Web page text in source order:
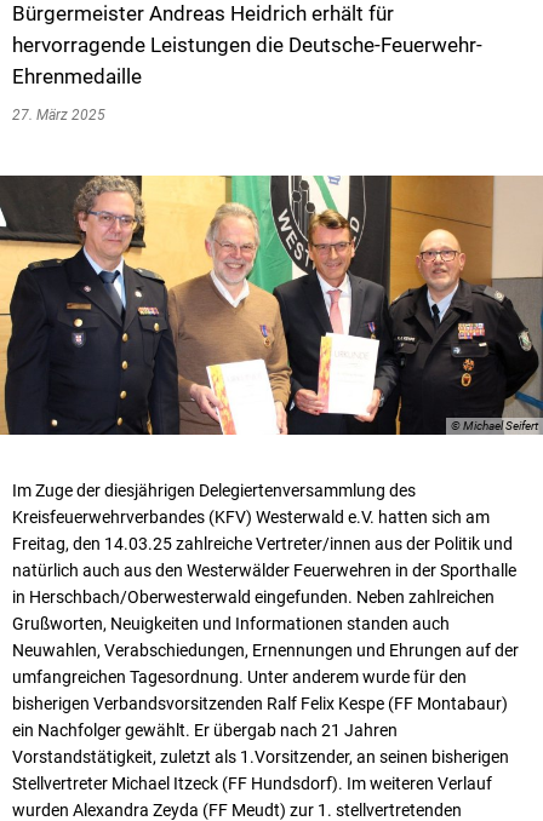
Bürgermeister Andreas Heidrich erhält für
hervorragende Leistungen die Deutsche-Feuerwehr-
Ehrenmedaille
27. März 2025
© Michael Seifert
Im Zuge der diesjährigen Delegiertenversammlung des
Kreisfeuerwehrverbandes (KFV) Westerwald e.V. hatten sich am
Freitag, den 14.03.25 zahlreiche Vertreter/innen aus der Politik und
natürlich auch aus den Westerwälder Feuerwehren in der Sporthalle
in Herschbach/Oberwesterwald eingefunden. Neben zahlreichen
Grußworten, Neuigkeiten und Informationen standen auch
Neuwahlen, Verabschiedungen, Ernennungen und Ehrungen auf der
umfangreichen Tagesordnung. Unter anderem wurde für den
bisherigen Verbandsvorsitzenden Ralf Felix Kespe (FF Montabaur)
ein Nachfolger gewählt. Er übergab nach 21 Jahren
Vorstandstätigkeit, zuletzt als 1.Vorsitzender, an seinen bisherigen
Stellvertreter Michael Itzeck (FF Hundsdorf). Im weiteren Verlauf
wurden Alexandra Zeyda (FF Meudt) zur 1. stellvertretenden